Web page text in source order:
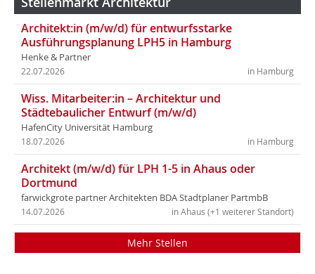
Architekt:in (m/w/d) für entwurfsstarke
Ausführungsplanung LPH5 in Hamburg
Henke & Partner
in Hamburg
22.07.2026
Wiss. Mitarbeiter:in – Architektur und
Städtebaulicher Entwurf (m/w/d)
HafenCity Universität Hamburg
in Hamburg
18.07.2026
Architekt (m/w/d) für LPH 1-5 in Ahaus oder
Dortmund
farwickgrote partner Architekten BDA Stadtplaner PartmbB
in Ahaus (+1 weiterer Standort)
14.07.2026
Mehr Stellen